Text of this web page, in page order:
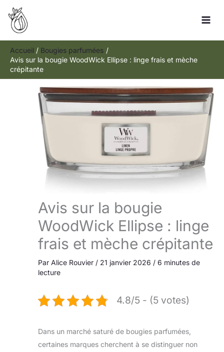
Aller
contenu
Accueil
Bougies parfumées
Avis sur la bougie WoodWick Ellipse : linge frais et mèche
crépitante
Avis sur la bougie
WoodWick Ellipse : linge
frais et mèche crépitante
Par Alice Rouvier / 21 janvier 2026 / 6 minutes de
lecture
4.8/5 - (5 votes)
Dans un marché saturé de bougies parfumées,
certaines marques cherchent à se distinguer non
R
e
h
e